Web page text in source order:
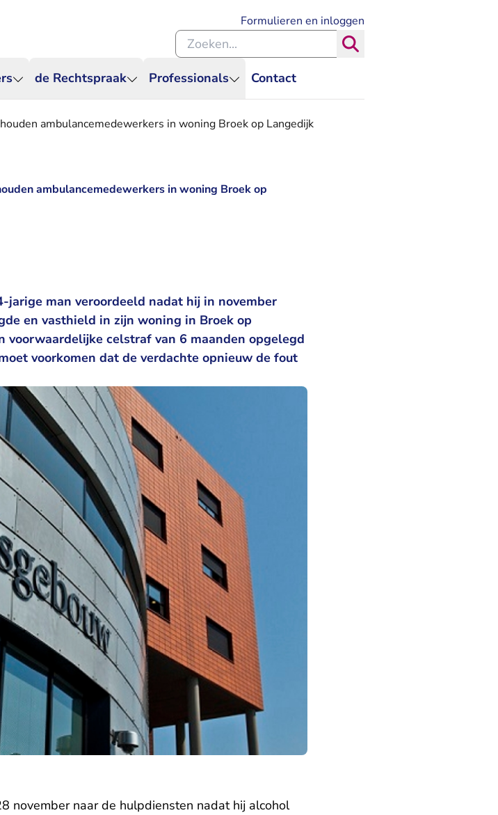
de Rechtspraak Professionals Contact
Formulieren en inloggen
Zoeken binnen de Rechtspraak
ambulancemedewerkers in woning Broek op Langedijk
ambulancemedewerkers in woning Broek op
man veroordeeld nadat hij in november
en vasthield in zijn woning in Broek op
voorwaardelijke celstraf van 6 maanden opgelegd
voorkomen dat de verdachte opnieuw de fout
november naar de hulpdiensten nadat hij alcohol